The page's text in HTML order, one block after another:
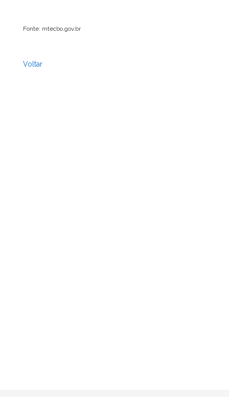
Fonte: mtecbo.gov.br
Voltar